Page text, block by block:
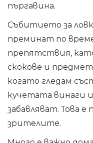
пъргавина.
Събитието за
преминат по
препятствия,
скокове и
когато гледам
кучетата винаги
забавляват. Това
зрителите.